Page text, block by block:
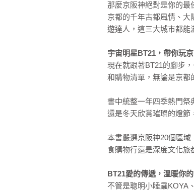
那麼京阪神絕對是你的最
京都的千年古都風情、
遊達人，這三大城市都能
宇宙明星BT21，帶你玩
現在就跟著BT21的腳步
和購物清單，無論是京都
書中統整一年四季熱門祭
還是冬天欣賞璀璨的燈節
本書嚴選京阪神20個區
食購物行還是深度文化旅
BT21愛的傳遞，溫暖你
不管是聰明小睡蟲KOYA